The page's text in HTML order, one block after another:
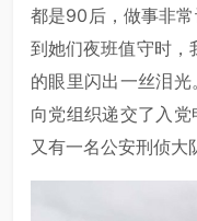
都是90后，做事非
到她们夜班值守时，
的眼里闪出一丝泪
向党组织递交了入
又有一名公安刑侦大